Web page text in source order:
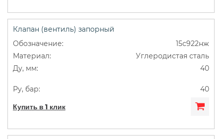
Клапан (вентиль) запорный
15с922нж
Углеродистая сталь
40
40
Купить в 1 клик